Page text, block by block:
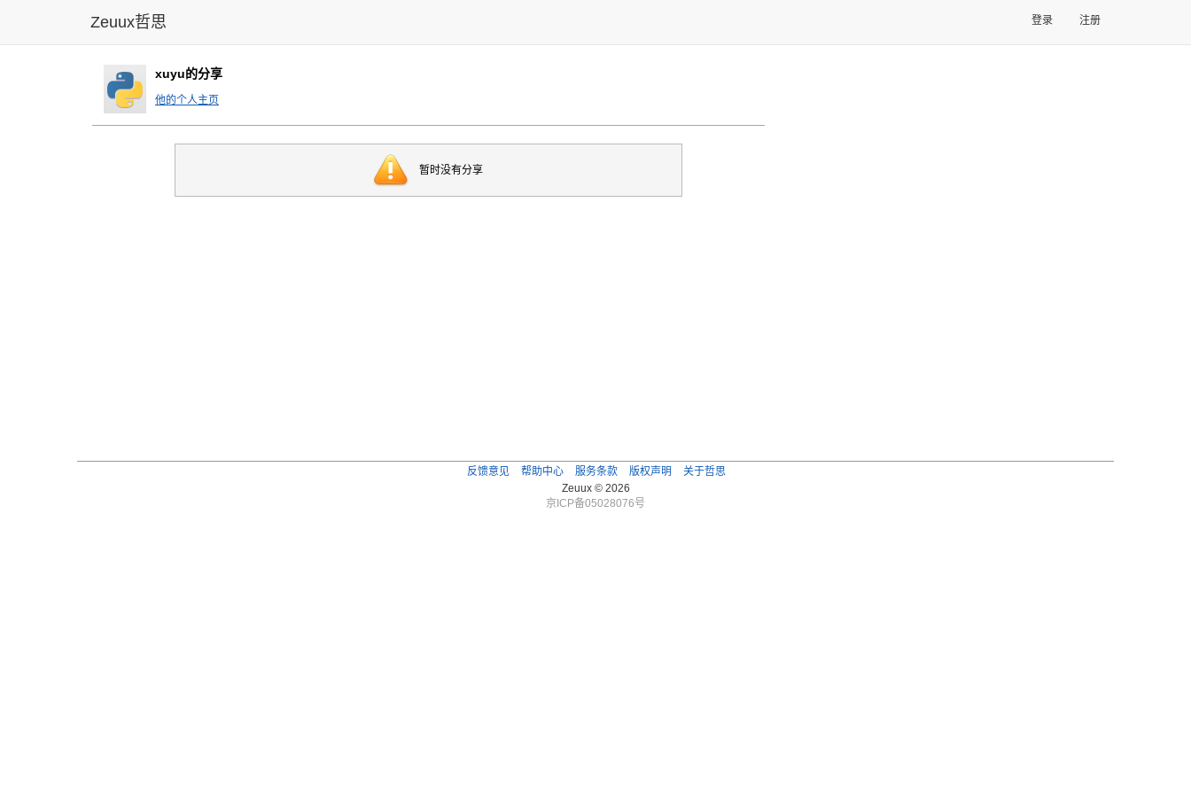
Zeuux哲思 登录 注册
xuyu的分享
他的个人主页
暂时没有分享
反馈意见 帮助中心 服务条款 版权声明
关于哲思
Zeuux © 2026
京ICP备05028076号